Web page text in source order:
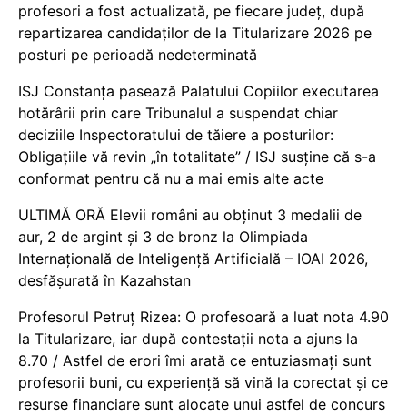
profesori a fost actualizată, pe fiecare județ, după
repartizarea candidaților de la Titularizare 2026 pe
posturi pe perioadă nedeterminată
ISJ Constanța pasează Palatului Copiilor executarea
hotărârii prin care Tribunalul a suspendat chiar
deciziile Inspectoratului de tăiere a posturilor:
Obligațiile vă revin „în totalitate” / ISJ susține că s-a
conformat pentru că nu a mai emis alte acte
ULTIMĂ ORĂ Elevii români au obținut 3 medalii de
aur, 2 de argint și 3 de bronz la Olimpiada
Internațională de Inteligență Artificială – IOAI 2026,
desfășurată în Kazahstan
Profesorul Petruț Rizea: O profesoară a luat nota 4.90
la Titularizare, iar după contestații nota a ajuns la
8.70 / Astfel de erori îmi arată ce entuziasmați sunt
profesorii buni, cu experiență să vină la corectat și ce
resurse financiare sunt alocate unui astfel de concurs